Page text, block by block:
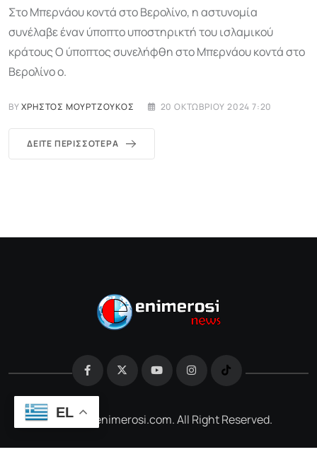
Στο Μπερνάου κοντά στο Βερολίνο, η αστυνομία
συνέλαβε έναν ύποπτο υποστηρικτή του ισλαμικού
κράτους Ο ύποπτος συνελήφθη στο Μπερνάου κοντά στο
Βερολίνο ο.
BYΧΡΉΣΤΟΣ ΜΟΥΡΤΖΟΎΚΟΣ 20 ΟΚΤΩΒΡΊΟΥ 2024 7:20
ΔΕΊΤΕ ΠΕΡΙΣΣΌΤΕΡΑ
@2026 e-enimerosi.com. All Right Reserved.
EL